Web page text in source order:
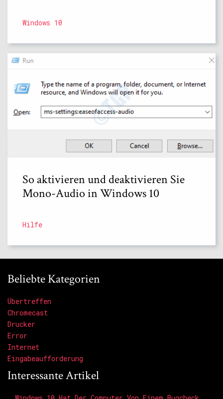
Windows 10
So aktivieren und deaktivieren Sie
Mono-Audio in Windows 10
Hilfe
Beliebte Kategorien
Übertreffen
Chromecast
Drucker
Error
Internet
Eingabeaufforderung
Interessante Artikel